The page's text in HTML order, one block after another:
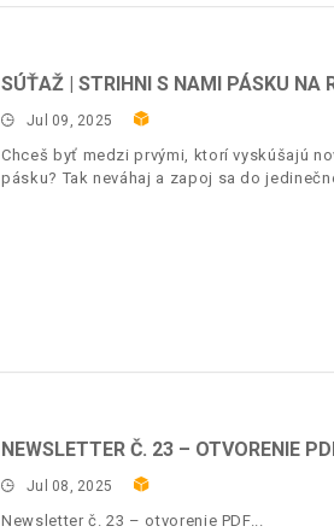
SÚŤAŽ | STRIHNI S NAMI PÁSKU NA
Jul 09, 2025
Chceš byť medzi prvými, ktorí vyskúšajú
pásku? Tak neváhaj a zapoj sa do
NEWSLETTER Č. 23 – OTVORENIE
Jul 08, 2025
Newsletter č. 23 – otvorenie PDF